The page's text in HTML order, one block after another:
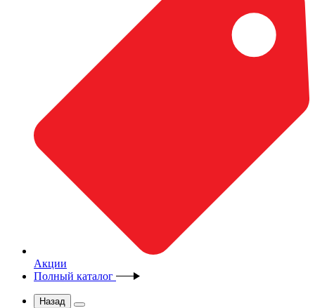
Акции
Полный каталог
Назад